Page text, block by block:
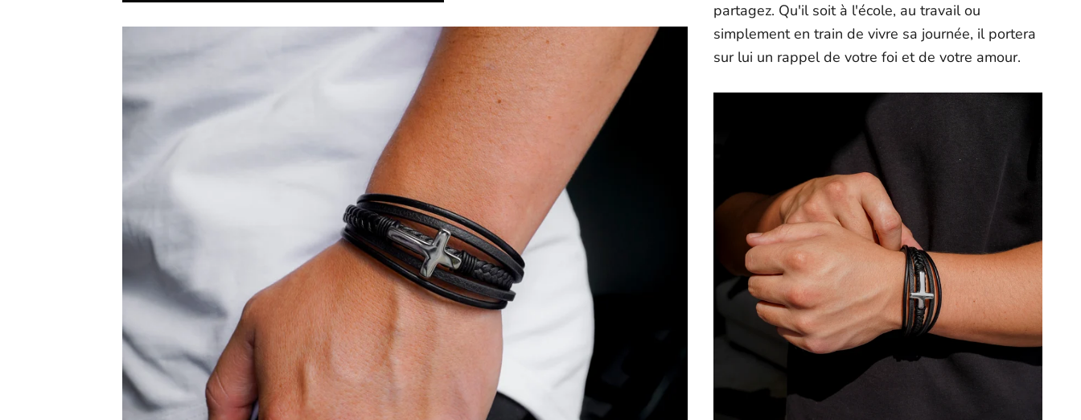
partagez. Qu'il soit à l'école, au travail ou
simplement en train de vivre sa journée, il portera
sur lui un rappel de votre foi et de votre amour.